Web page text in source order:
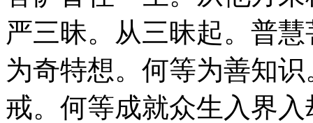
严三昧。从三昧起。普
为奇特想。何等为善知
戒。何等成就众生入界